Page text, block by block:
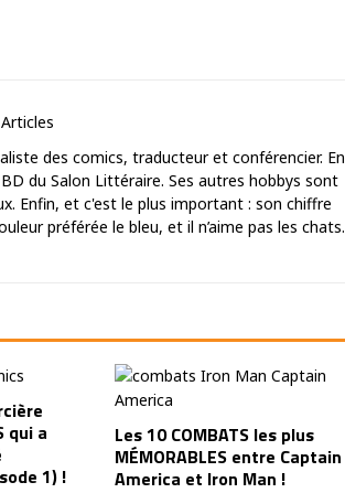
des comics, traducteur et conférencier. En
du Salon Littéraire. Ses autres hobbys sont
Enfin, et c'est le plus important : son chiffre
préférée le bleu, et il n’aime pas les chats.
qui a
1) !
Les 10 COMBATS les plus
MÉMORABLES entre Captain
America et Iron Man !